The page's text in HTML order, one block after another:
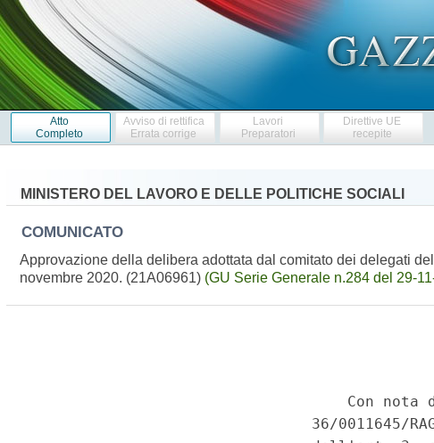
Atto
Completo
Avviso di rettifica
Errata corrige
Lavori
Preparatori
Direttive UE
recepite
MINISTERO DEL LAVORO E DELLE POLITICHE SOCIALI
COMUNICATO
Approvazione della delibera adottata dal comitato dei delegati
novembre 2020. (21A06961) (GU Serie Generale n.284 del 29-